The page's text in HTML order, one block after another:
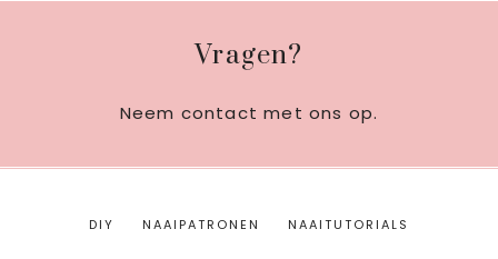
Vragen?
Neem contact met ons op.
DIY NAAIPATRONEN NAAITUTORIALS